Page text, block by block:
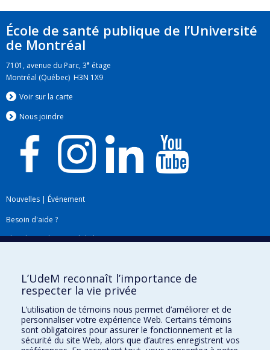
École de santé publique de l’Université
de Montréal
7101, avenue du Parc, 3e étage
Montréal (Québec) H3N 1X9
Voir sur la carte
Nous joindre
Nouvelles | Événement
Besoin d'aide ?
Plan du site|Accessibilité
Téléchargez les logos de l'ESPUM
L’UdeM reconnaît l’importance de
respecter la vie privée
L’utilisation de témoins nous permet d’améliorer et de
personnaliser votre expérience Web. Certains témoins
sont obligatoires pour assurer le fonctionnement et la
sécurité du site Web, alors que d’autres enregistrent vos